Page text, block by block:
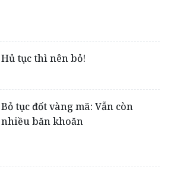
Hủ tục thì nên bỏ!
Bỏ tục đốt vàng mã: Vẫn còn
nhiều băn khoăn